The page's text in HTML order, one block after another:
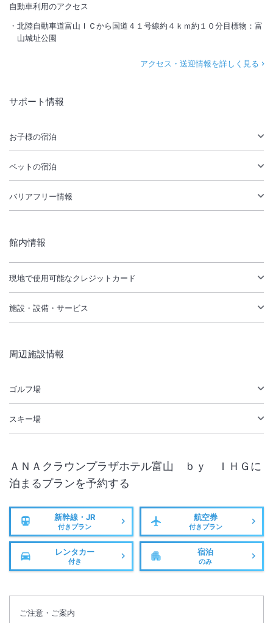
自動車利用のアクセス
北陸自動車道富山ＩＣから国道４１号線約４ｋｍ約１０分目標物：富
山城址公園
アクセス・送迎情報を詳しく見る
サポート情報
お子様の宿泊
ペットの宿泊
バリアフリー情報
館内情報
現地で使用可能なクレジットカード
施設・設備・サービス
周辺施設情報
ゴルフ場
スキー場
ＡＮＡクラウンプラザホテル富山 ｂｙ ＩＨＧ に
泊まるプランを予約する
新幹線・JR
付きプラン
航空券
付きプラン
レンタカー
付き
宿泊
のみ
ご注意・ご案内